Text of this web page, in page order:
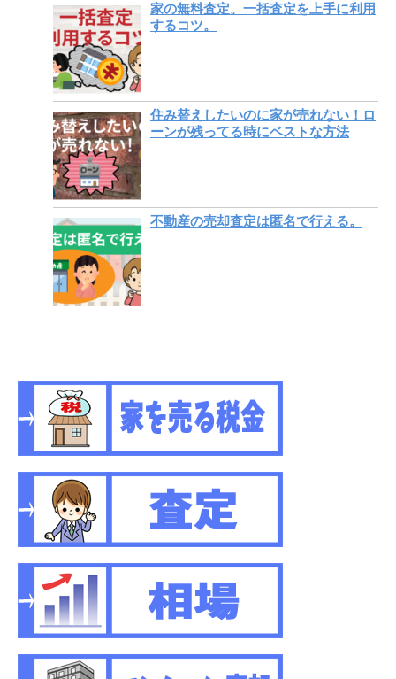
家の無料査定。一括査定を上手に利用
するコツ。
住み替えしたいのに家が売れない！ロ
ーンが残ってる時にベストな方法
不動産の売却査定は匿名で行える。